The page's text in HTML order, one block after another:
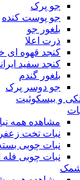
جو پرک
جو پوست کنده
بلغور جو
ذرت اعلا
کنجد قهوه ای
کنجد سفید
بلغور گندم
جو دوسر پرک
و بیسکوئیت
مشاهده همه
نبات تخت
نبات چوبی بسته
نبات چوبی فله